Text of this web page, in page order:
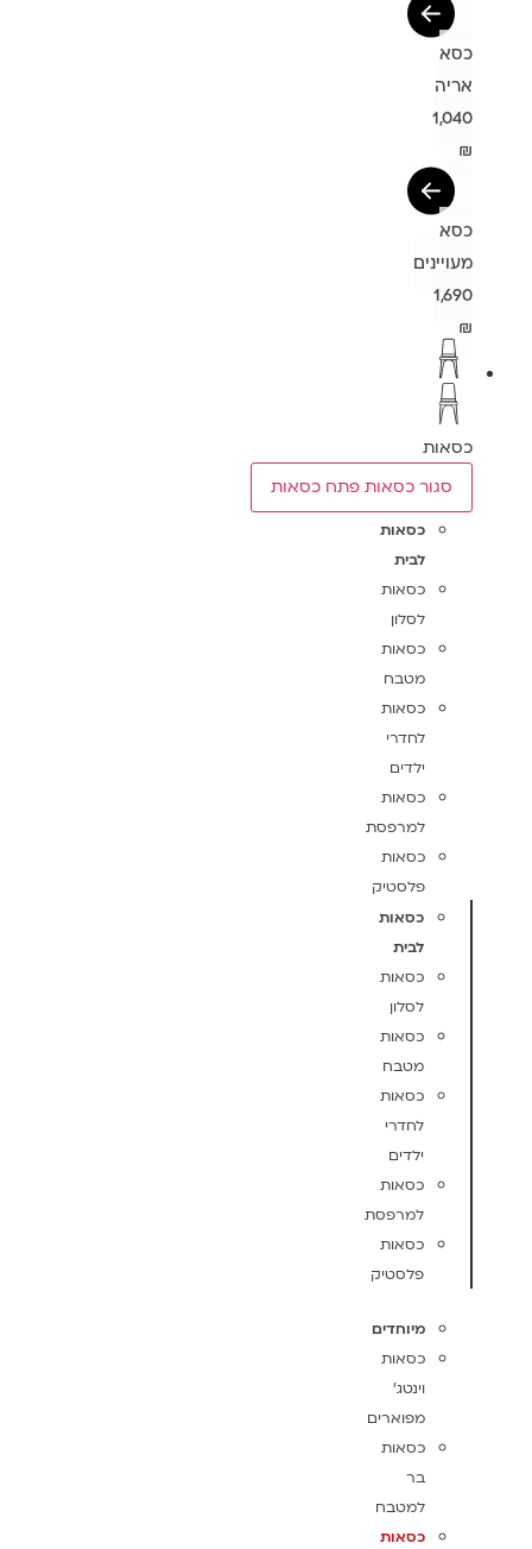
כסא
אריה
1,040
₪
כסא
מעויינים
1,690
₪
כסאות
סגור כסאות פתח כסאות
כסאות
לבית
כסאות
לסלון
כסאות
מטבח
כסאות
לחדרי
ילדים
כסאות
למרפסת
כסאות
פלסטיק
כסאות
לבית
כסאות
לסלון
כסאות
מטבח
כסאות
לחדרי
ילדים
כסאות
למרפסת
כסאות
פלסטיק
מיוחדים
כסאות
וינטג'
מפוארים
כסאות
בר
למטבח
כסאות